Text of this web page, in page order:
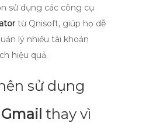
sử dụng các công cụ
từ Qnisoft, giúp họ dễ
lý nhiều tài khoản
hiệu quả.
sử dụng
thay vì